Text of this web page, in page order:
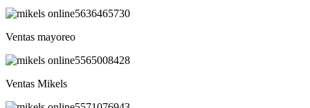
5636465730
Ventas mayoreo
5565008428
Ventas Mikels